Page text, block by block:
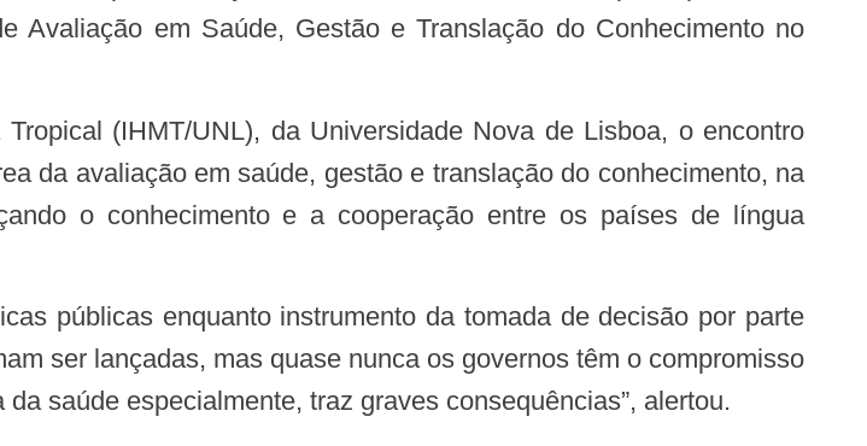
Avaliação em Saúde, Gestão e Translação do Conhecimento no
da avaliação em saúde, gestão e translação do conhecimento, na
o conhecimento e a cooperação entre os países de língua
ser lançadas, mas quase nunca os governos têm o compromisso
saúde especialmente, traz graves consequências”, alertou.